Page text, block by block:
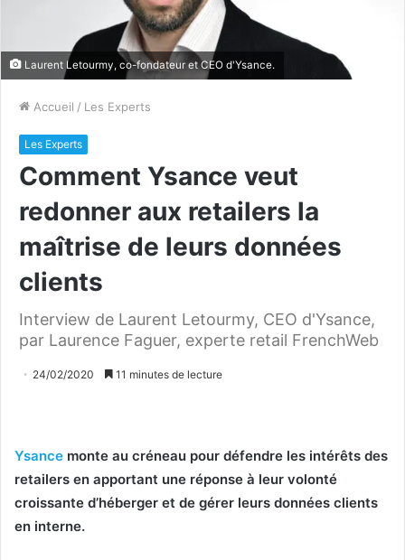
Laurent Letourmy, co-fondateur et CEO d'Ysance.
Accueil / Les Experts
Les Experts
Comment Ysance veut
redonner aux retailers la
maîtrise de leurs données
clients
Interview de Laurent Letourmy, CEO d'Ysance,
par Laurence Faguer, experte retail FrenchWeb
24/02/2020 11 minutes de lecture
Ysance monte au créneau pour défendre les intérêts des
retailers en apportant une réponse à leur volonté
croissante d’héberger et de gérer leurs données clients
en interne.